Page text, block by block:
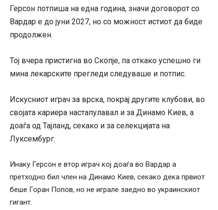
Герсон потпиша на една година, значи договорот со
Вардар е до јуни 2027, но со можност истиот да биде
продолжен.
Тој вчера пристигна во Скопје, па откако успешно ги
мина лекарските прегледи следуваше и потпис.
Искусниот играч за врска, покрај другите клубови, во
својата кариера настапулавал и за Динамо Киев, а
доаѓа од Тајланд, секако и за селекцијата на
Луксембург.
Инаку Герсон е втор играч кој доаѓа во Вардар а
претходно бил член на Динамо Киев, секако дека првиот
беше Горан Попов, но не играле заедно во украинскиот
гигант.